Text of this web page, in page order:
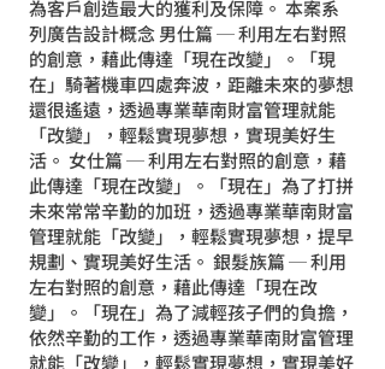
為客戶創造最大的獲利及保障。 本案系
列廣告設計概念 男仕篇 ─ 利用左右對照
的創意，藉此傳達「現在改變」。「現
在」騎著機車四處奔波，距離未來的夢想
還很遙遠，透過專業華南財富管理就能
「改變」，輕鬆實現夢想，實現美好生
活。 女仕篇 ─ 利用左右對照的創意，藉
此傳達「現在改變」。「現在」為了打拼
未來常常辛勤的加班，透過專業華南財富
管理就能「改變」，輕鬆實現夢想，提早
規劃、實現美好生活。 銀髮族篇 ─ 利用
左右對照的創意，藉此傳達「現在改
變」。「現在」為了減輕孩子們的負擔，
依然辛勤的工作，透過專業華南財富管理
就能「改變」，輕鬆實現夢想，實現美好